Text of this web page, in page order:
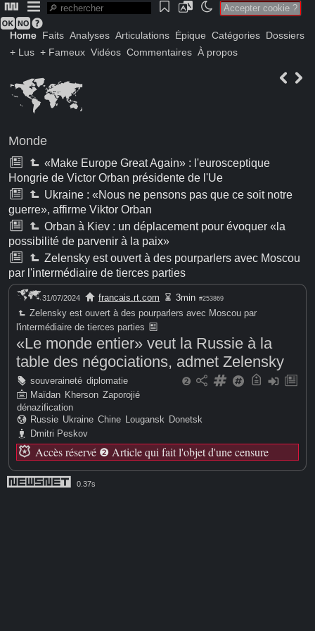
Accepter cookie ?
Home Faits Analyses Articulations Épique Catégories Dossiers
+ Lus + Fameux Vidéos Commentaires À propos
Monde
«Make Europe Great Again» : l'eurosceptique
Hongrie de Victor Orban présidente de l'Ue
Ukraine : «Nous ne pensons pas que ce soit notre
guerre», affirme Viktor Orban
Orban à Kiev : un déplacement pour évoquer «la
possibilité de parvenir à la paix»
Zelensky est ouvert à des pourparlers avec Moscou
par l'intermédiaire de tierces parties
31/07/2024 francais.rt.com 3min #253869
Zelensky est ouvert à des pourparlers avec Moscou par
l'intermédiaire de tierces parties
«Le monde entier» veut la Russie à la
table des négociations, admet Zelensky
❷
souveraineté diplomatie
Maïdan Kherson Zaporojié
dénazification
Russie Ukraine Chine Lougansk Donetsk
Dmitri Peskov
Accès réservé ❷ Article qui fait l'objet d'une censure
0.37s